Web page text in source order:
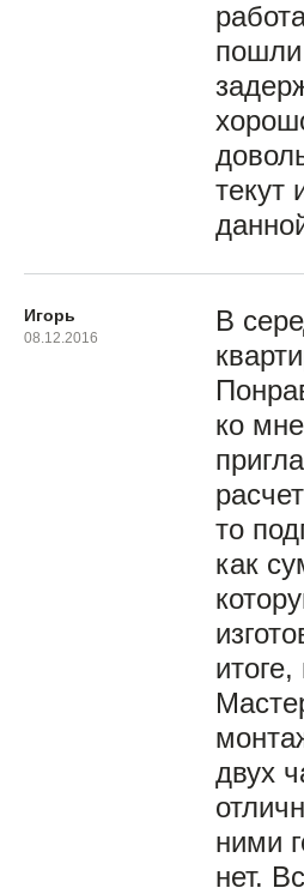
пошли
текут
Игорь
08.12.2016
В
ко
то
как
двух
ними
нет.